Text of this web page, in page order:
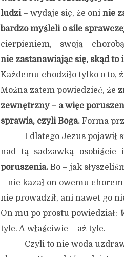
ludzi– wydaje się, że oni nie
bardzo myśleli o sile
cierpieniem, swoją
nie zastanawiając się, skąd to
Każdemu chodziło tylko o to,
Można zatem powiedzieć, że
zewnętrzny – a więc
sprawia, czyli Boga. Forma
I dlatego Jezus pojawił
nad tą sadzawką
poruszenia. Bo – jak
– nie kazał on owemu
nie prowadził, ani nawet go
On mu po prostu powiedział:
tyle. A właściwie – aż tyle.
Czyli to nie woda